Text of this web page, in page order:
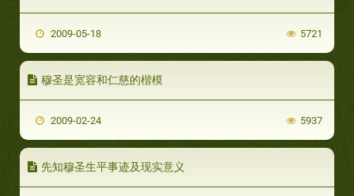
2009-05-18 5721
穆圣是宽容和仁慈的楷模
2009-02-24 5937
先知穆圣生平事迹及现实意义